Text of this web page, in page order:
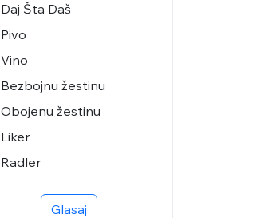
Daj Šta Daš
Pivo
Vino
Bezbojnu žestinu
Obojenu žestinu
Liker
Radler
Glasaj